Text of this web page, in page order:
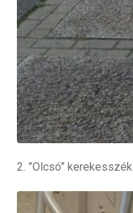
2. ”Olcsó” kerekesszék